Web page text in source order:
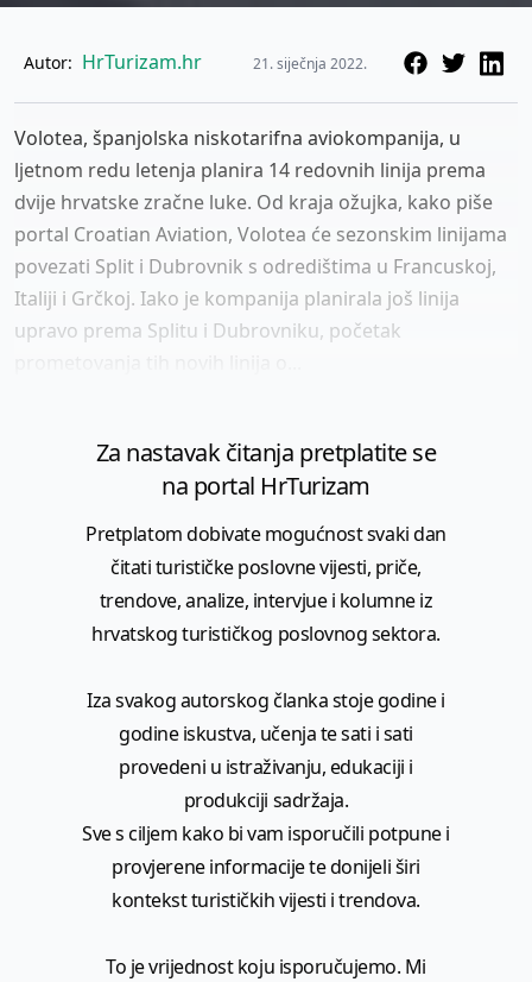
Autor: HrTurizam.hr 21. siječnja 2022.
Volotea, španjolska niskotarifna aviokompanija, u
ljetnom redu letenja planira 14 redovnih linija prema
dvije hrvatske zračne luke. Od kraja ožujka, kako piše
portal Croatian Aviation, Volotea će sezonskim linijama
povezati Split i Dubrovnik s odredištima u Francuskoj,
Italiji i Grčkoj. Iako je kompanija planirala još linija
upravo prema Splitu i Dubrovniku, početak
Za nastavak čitanja pretplatite se
na portal HrTurizam
Pretplatom dobivate mogućnost svaki dan
čitati turističke poslovne vijesti, priče,
trendove, analize, intervjue i kolumne iz
hrvatskog turističkog poslovnog sektora.
Iza svakog autorskog članka stoje godine i
godine iskustva, učenja te sati i sati
provedeni u istraživanju, edukaciji i
produkciji sadržaja.
Sve s ciljem kako bi vam isporučili potpune i
provjerene informacije te donijeli širi
kontekst turističkih vijesti i trendova.
To je vrijednost koju isporučujemo. Mi